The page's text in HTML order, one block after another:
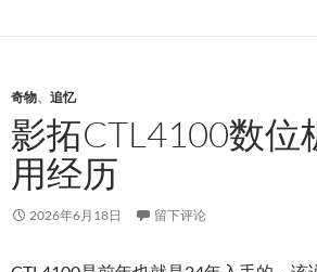
奇物、 追忆
影拓CTL4100数位
用经历
2026年6月18日 留下评论